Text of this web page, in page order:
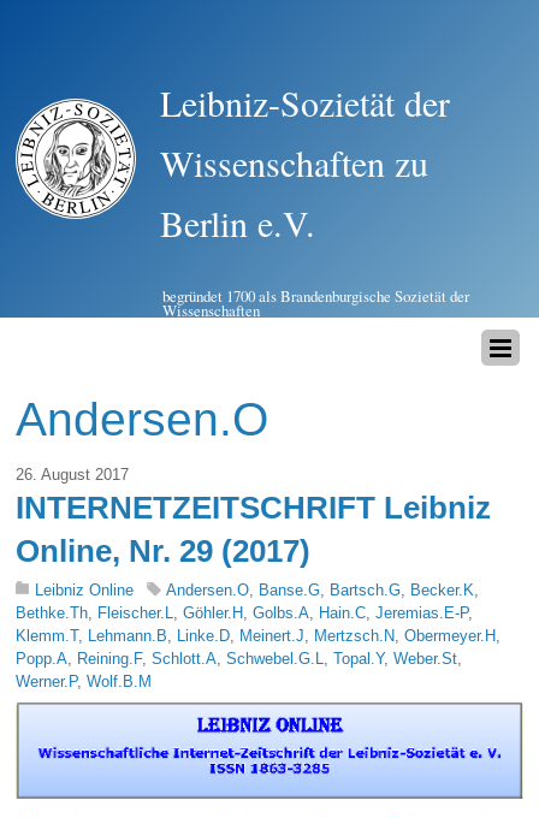
Leibniz-Sozietät der
Wissenschaften zu
Berlin e.V.
begründet 1700 als Brandenburgische Sozietät der
Wissenschaften
Andersen.O
26. August 2017
INTERNETZEITSCHRIFT Leibniz
Online, Nr. 29 (2017)
Leibniz Online Andersen.O, Banse.G, Bartsch.G, Becker.K,
Bethke.Th, Fleischer.L,Göhler.H ,Golbs.A, Hain.C,Jeremias.E-P,
Klemm.T, Lehmann.B, Linke.D, Meinert.J, Mertzsch.N,Obermeyer.H ,
Popp.A, Reining.F,Schlott.A,Schwebel.G.L,Topal.Y,Weber.St,
Werner.P,Wolf.B.M